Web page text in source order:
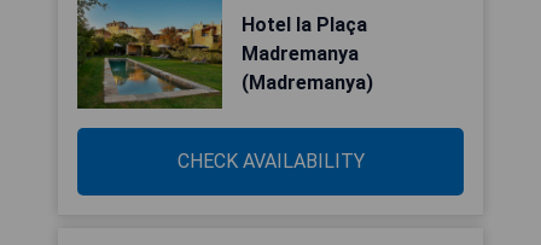
Hotel la Plaça
Madremanya
(Madremanya)
CHECK AVAILABILITY